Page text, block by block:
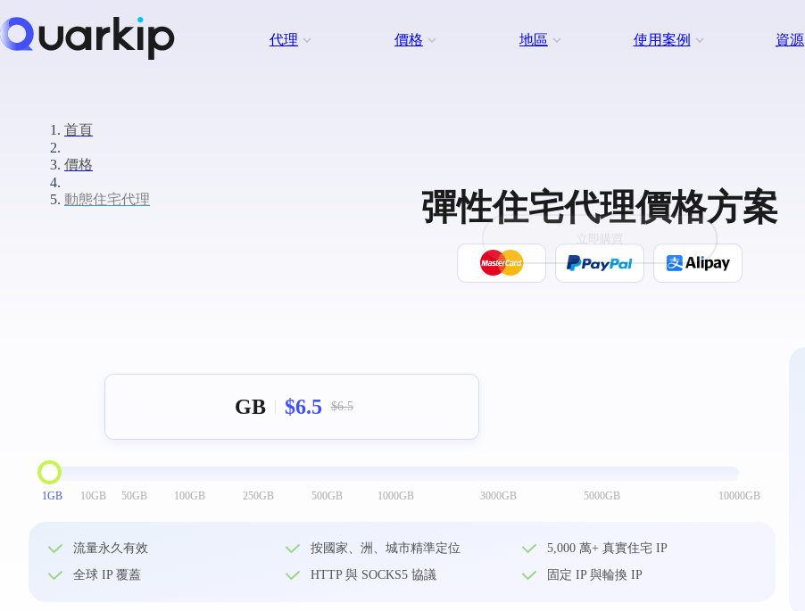
代理 價格 地區 使用案例 資源
首頁
價格
動態住宅代理 彈性住宅代理價格方案
GB $6.5 $6.5
1GB 10GB 50GB 100GB 250GB 500GB 1000GB 3000GB 5000GB 10000GB
流量永久有效 按國家、洲、城市精準定位
5,000 萬+ 真實住宅 IP
全球 IP 覆蓋
HTTP 與 SOCKS5 協議 固定 IP 與輪換 IP